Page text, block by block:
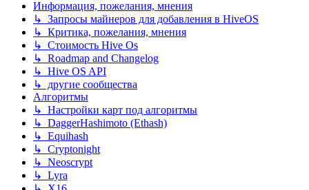
Информация, пожелания, мнения
↳ Запросы майнеров для добавления в HiveOS
↳ Критика, пожелания, мнения
↳ Стоимость Hive Os
↳ Roadmap and Changelog
↳ Hive OS API
↳ другие сообщества
Алгоритмы
↳ Настройки карт под алгоритмы
↳ DaggerHashimoto (Ethash)
↳ Equihash
↳ Cryptonight
↳ Neoscrypt
↳ Lyra